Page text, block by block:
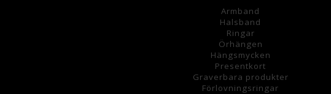
Armband
Halsband
Ringar
Örhängen
Hängsmycken
Presentkort
Graverbara produkter
Förlovningsringar